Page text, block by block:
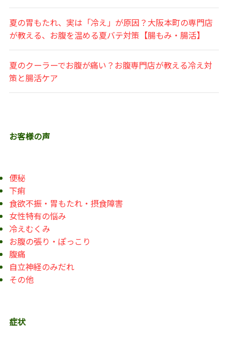
夏の胃もたれ、実は「冷え」が原因？大阪本町の専門店
が教える、お腹を温める夏バテ対策【腸もみ・腸活】
夏のクーラーでお腹が痛い？お腹専門店が教える冷え対
策と腸活ケア
お客様の声
便秘
下痢
食欲不振・胃もたれ・摂食障害
女性特有の悩み
冷えむくみ
お腹の張り・ぽっこり
腹痛
自立神経のみだれ
その他
症状